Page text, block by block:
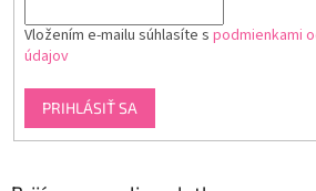
Vložením e-mailu súhlasíte s podmienkami
údajov
PRIHLÁSIŤ SA